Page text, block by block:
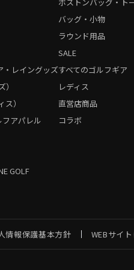
GOLF
・レイングッズ
）
フアパレル
レディス
直営店商品
コラボ
バッグ・小物
ラウンド用品
SALE
すべてのゴルフギア
情報保護基本方針 WEBサイ